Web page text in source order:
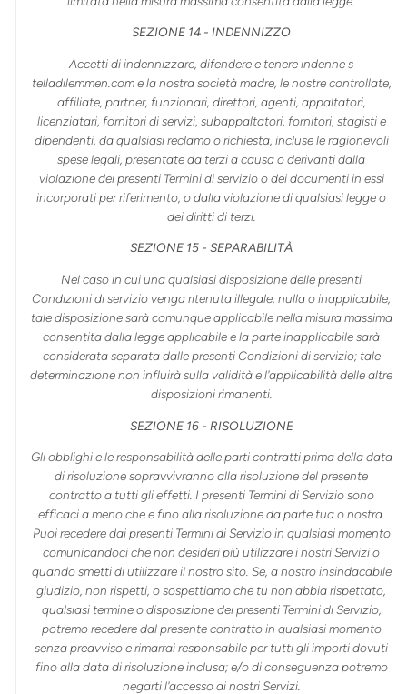
SEZIONE 14 - INDENNIZZO
Accetti di indennizzare, difendere e tenere indenne s
telladilemmen.comelanostra società madre, le nostre controllate,
affiliate, partner, funzionari, direttori, agenti, appaltatori,
licenziatari, fornitori di servizi, subappaltatori, fornitori, stagisti e
dipendenti, da qualsiasi reclamo o richiesta, incluse le ragionevoli
spese legali, presentate da terzi a causa o derivanti dalla
violazione dei presenti Termini di servizio o dei documenti in essi
incorporati per riferimento, o dalla violazione di qualsiasi legge o
dei diritti di terzi.
SEZIONE 15 - SEPARABILITÀ
Nel caso in cui una qualsiasi disposizione delle presenti
Condizioni di servizio venga ritenuta illegale, nulla o inapplicabile,
tale disposizione sarà comunque applicabile nella misura massima
consentita dalla legge applicabile e la parte inapplicabile sarà
considerata separata dalle presenti Condizioni di servizio; tale
determinazione non influirà sulla validità e l'applicabilità delle altre
disposizioni rimanenti.
SEZIONE 16 - RISOLUZIONE
Gli obblighi e le responsabilità delle parti contratti prima della data
di risoluzione sopravvivranno alla risoluzione del presente
contratto a tutti gli effetti. I presenti Termini di Servizio sono
efficaci a meno che e fino alla risoluzione da parte tua o nostra.
Puoi recedere dai presenti Termini di Servizio in qualsiasi momento
comunicandoci che non desideri più utilizzare i nostri Servizi o
quando smetti di utilizzare il nostro sito. Se, a nostro insindacabile
giudizio, non rispetti, o sospettiamo che tu non abbia rispettato,
qualsiasi termine o disposizione dei presenti Termini di Servizio,
potremo recedere dal presente contratto in qualsiasi momento
senza preavviso e rimarrai responsabile per tutti gli importi dovuti
fino alla data di risoluzione inclusa; e/o di conseguenza potremo
negarti l'accesso ai nostri Servizi.